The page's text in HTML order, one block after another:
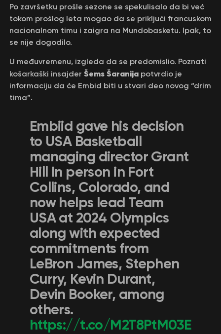
Po završetku prošle sezone se spekulisalo da bi već
tokom prošlog leta mogao da se priključi francuskom
nacionalnom timu i zaigra na Mundobasketu. Ipak, to
se nije dogodilo.
U međuvremenu, izgleda da se predomislio. Poznati
košarkaški insajder Šems Šaranijapotvrdio je
informaciju da će Embid biti u stvari deo novog “drim
tima”.
Embiid gave his decision
to USA Basketball
managing director Grant
Hill in person in Fort
Collins, Colorado, and
now helps lead Team
USA at 2024 Olympics
along with expected
commitments from
LeBron James, Stephen
Curry, Kevin Durant,
Devin Booker, among
others.
https://t.co/M2T8PtM03E